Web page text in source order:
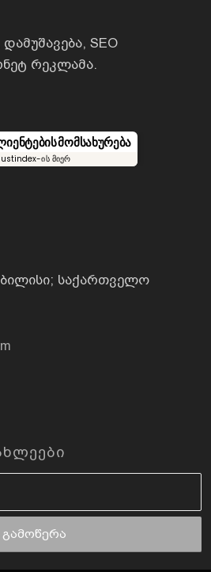
დამუშავება, SEO
რეკლამა.
მომსახურება
ის მიერ
საქართველო